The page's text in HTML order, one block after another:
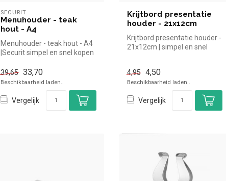
SECURIT
Menuhouder - teak
hout - A4
Menuhouder - teak hout - A4
|Securit simpel en snel kopen
39,65 33,70
Beschikbaarheid laden..
Vergelijk
Krijtbord presentatie
houder - 21x12cm
Krijtbord presentatie houder -
21x12cm | simpel en snel
4,95 4,50
Beschikbaarheid laden..
Vergelijk